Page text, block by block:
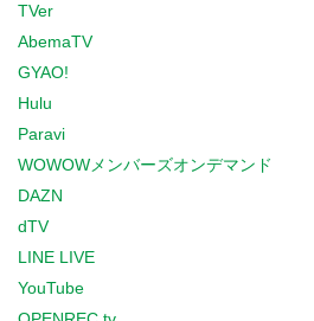
TVer
AbemaTV
GYAO!
Hulu
Paravi
WOWOWメンバーズオンデマンド
DAZN
dTV
LINE LIVE
YouTube